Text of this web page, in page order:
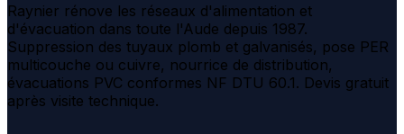
Raynier rénove les réseaux d'alimentation et
d'évacuation dans toute l'Aude depuis 1987.
Suppression des tuyaux plomb et galvanisés, pose PER
multicouche ou cuivre, nourrice de distribution,
évacuations PVC conformes NF DTU 60.1. Devis gratuit
après visite technique.